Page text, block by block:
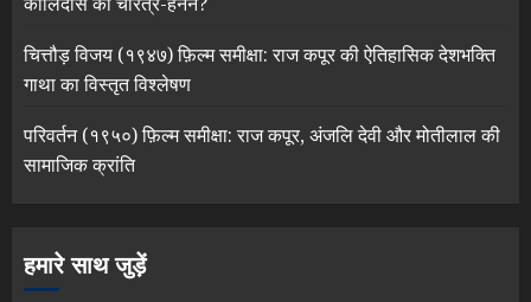
चित्तौड़ विजय (१९४७) फ़िल्म समीक्षा: राज कपूर की ऐतिहासिक देशभक्ति
गाथा का विस्तृत विश्लेषण
परिवर्तन (१९५०) फ़िल्म समीक्षा: राज कपूर, अंजलि देवी और मोतीलाल की
सामाजिक क्रांति
हमारे साथ जुड़ें